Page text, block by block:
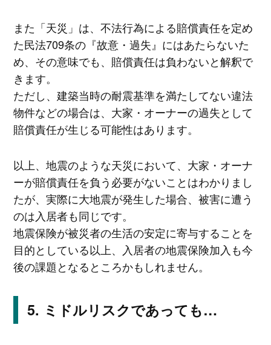
また「天災」は、不法行為による賠償責任を定め
た民法709条の『故意・過失』にはあたらないた
め、その意味でも、賠償責任は負わないと解釈で
きます。
ただし、建築当時の耐震基準を満たしてない違法
物件などの場合は、大家・オーナーの過失として
賠償責任が生じる可能性はあります。
以上、地震のような天災において、大家・オーナ
ーが賠償責任を負う必要がないことはわかりまし
たが、実際に大地震が発生した場合、被害に遭う
のは入居者も同じです。
地震保険が被災者の生活の安定に寄与することを
目的としている以上、入居者の地震保険加入も今
後の課題となるところかもしれません。
ミドルリスクであっても…